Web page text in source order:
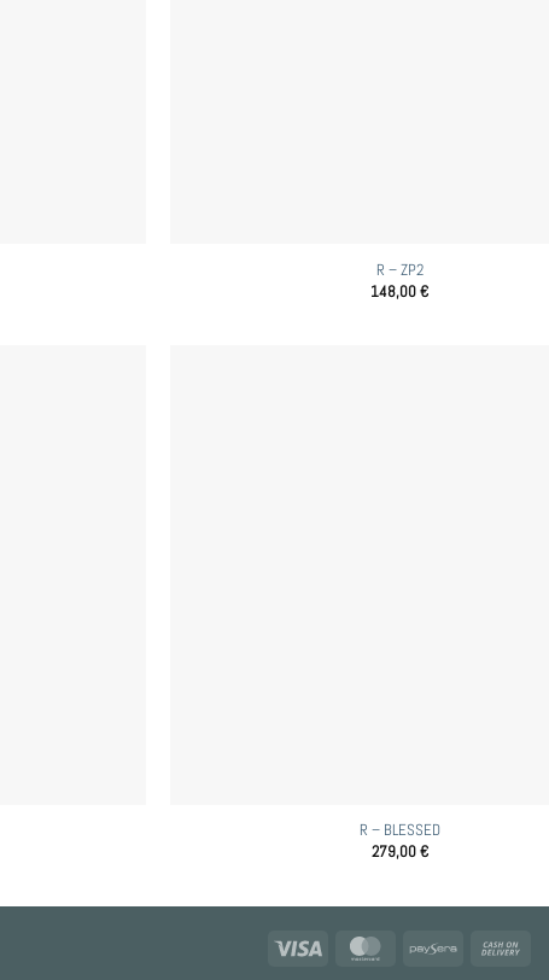
R – ZP2
148,00€
R – BLESSED
279,00€
MasterCardPaysera